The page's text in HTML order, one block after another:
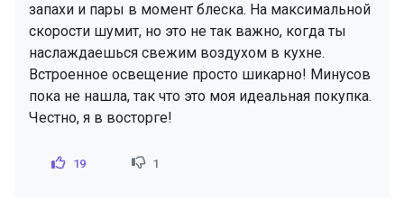
запахи и пары в момент блеска. На максимальной
скорости шумит, но это не так важно, когда ты
наслаждаешься свежим воздухом в кухне.
Встроенное освещение просто шикарно! Минусов
пока не нашла, так что это моя идеальная покупка.
Честно, я в восторге!
19 1